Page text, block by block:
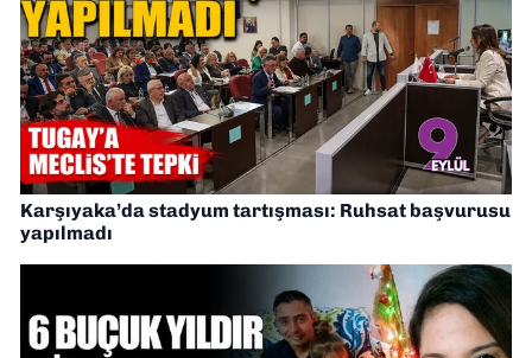
Karşıyaka’da stadyum tartışması: Ruhsat başvurusu
yapılmadı